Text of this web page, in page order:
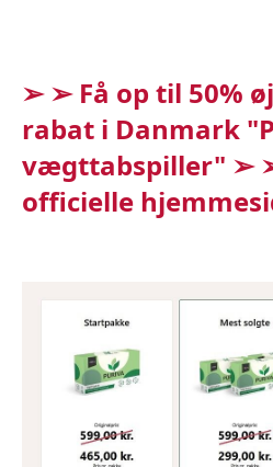
➢ ➢ Få op til 50%
rabat i Danmark
vægttabspiller" ➢
officielle